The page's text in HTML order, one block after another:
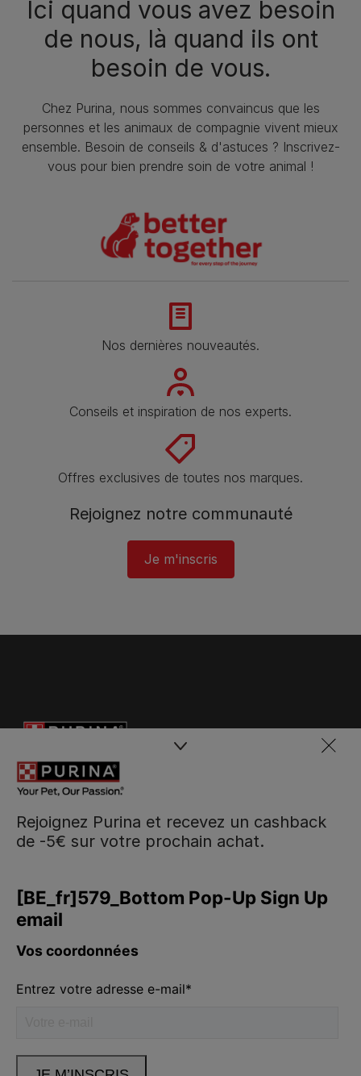
Ici quand vous avez besoin
de nous, là quand ils ont
besoin de vous.
Chez Purina, nous sommes convaincus que les
personnes et les animaux de compagnie vivent mieux
ensemble. Besoin de conseils & d'astuces ? Inscrivez-
vous pour bien prendre soin de votre animal !
Nos dernières nouveautés.
Conseils et inspiration de nos experts.
Offres exclusives de toutes nos marques.
Rejoignez notre communauté
Je m'inscris
Rejoignez Purina et recevez un cashback
de -5€ sur votre prochain achat.
Neem contact met ons op